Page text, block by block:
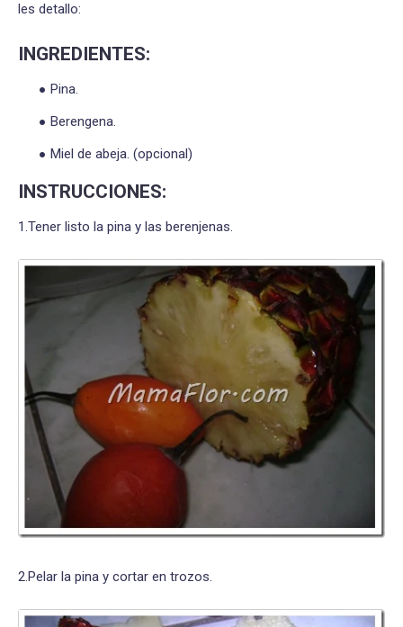
les detallo:
INGREDIENTES:
Pina.
Berengena.
Miel de abeja. (opcional)
INSTRUCCIONES:
1.Tener listo la pina y las berenjenas.
2.Pelar la pina y cortar en trozos.